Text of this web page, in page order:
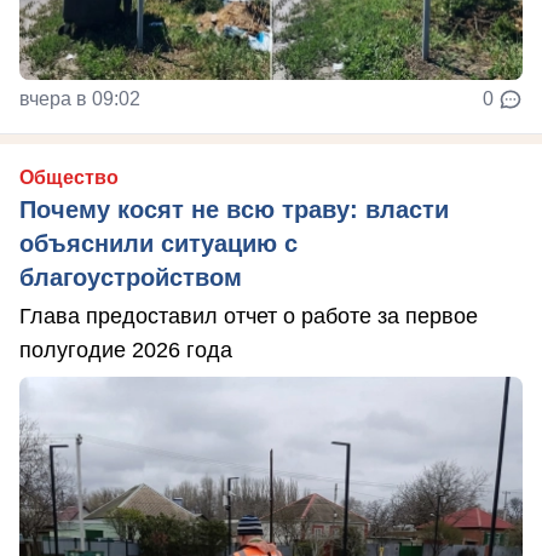
вчера в 09:02 0
Общество
Почему косят не всю траву: власти
объяснили ситуацию с
благоустройством
Глава предоставил отчет о работе за первое
полугодие 2026 года